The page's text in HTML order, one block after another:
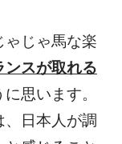
ゃじゃ馬な楽
ンスが取れる
思います。
日本人が調